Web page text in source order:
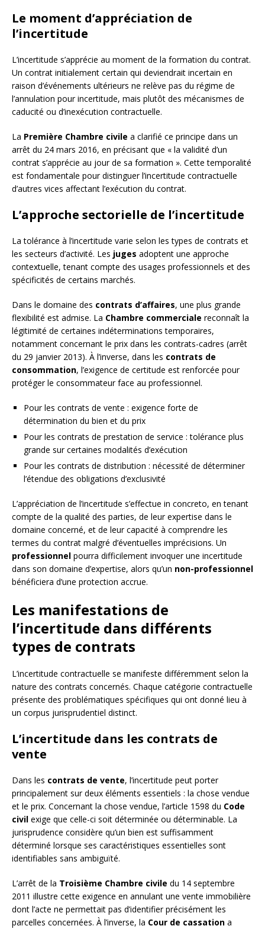
Le moment d’appréciation de
l’incertitude
L’incertitude s’apprécie au moment de la formation du contrat.
Un contrat initialement certain qui deviendrait incertain en
raison d’événements ultérieurs ne relève pas du régime de
l’annulation pour incertitude, mais plutôt des mécanismes de
caducité ou d’inexécution contractuelle.
La Première Chambre civile a clarifié ce principe dans un
arrêt du 24 mars 2016, en précisant que « la validité d’un
contrat s’apprécie au jour de sa formation ». Cette temporalité
est fondamentale pour distinguer l’incertitude contractuelle
d’autres vices affectant l’exécution du contrat.
L’approche sectorielle de l’incertitude
La tolérance à l’incertitude varie selon les types de contrats et
les secteurs d’activité. Les juges adoptent une approche
contextuelle, tenant compte des usages professionnels et des
spécificités de certains marchés.
Dans le domaine des contrats d’affaires, une plus grande
flexibilité est admise. La Chambre commerciale reconnaît la
légitimité de certaines indéterminations temporaires,
notamment concernant le prix dans les contrats-cadres (arrêt
du 29 janvier 2013). À l’inverse, dans les contrats de
consommation, l’exigence de certitude est renforcée pour
protéger le consommateur face au professionnel.
Pour les contrats de vente : exigence forte de
détermination du bien et du prix
Pour les contrats de prestation de service : tolérance plus
grande sur certaines modalités d’exécution
Pour les contrats de distribution : nécessité de déterminer
l’étendue des obligations d’exclusivité
L’appréciation de l’incertitude s’effectue in concreto, en tenant
compte de la qualité des parties, de leur expertise dans le
domaine concerné, et de leur capacité à comprendre les
termes du contrat malgré d’éventuelles imprécisions. Un
professionnel pourra difficilement invoquer une incertitude
dans son domaine d’expertise, alors qu’un non-professionnel
bénéficiera d’une protection accrue.
Les manifestations de
l’incertitude dans différents
types de contrats
L’incertitude contractuelle se manifeste différemment selon la
nature des contrats concernés. Chaque catégorie contractuelle
présente des problématiques spécifiques qui ont donné lieu à
un corpus jurisprudentiel distinct.
L’incertitude dans les contrats de
vente
Dans les contrats de vente, l’incertitude peut porter
principalement sur deux éléments essentiels : la chose vendue
et le prix. Concernant la chose vendue, l’article 1598 du Code
civil exige que celle-ci soit déterminée ou déterminable. La
jurisprudence considère qu’un bien est suffisamment
déterminé lorsque ses caractéristiques essentielles sont
identifiables sans ambiguïté.
L’arrêt de la Troisième Chambre civile du 14 septembre
2011 illustre cette exigence en annulant une vente immobilière
dont l’acte ne permettait pas d’identifier précisément les
parcelles concernées. À l’inverse, la Cour de cassation a